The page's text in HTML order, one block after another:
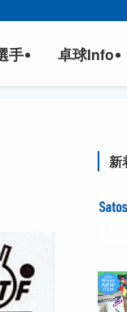
手 卓球Info
新